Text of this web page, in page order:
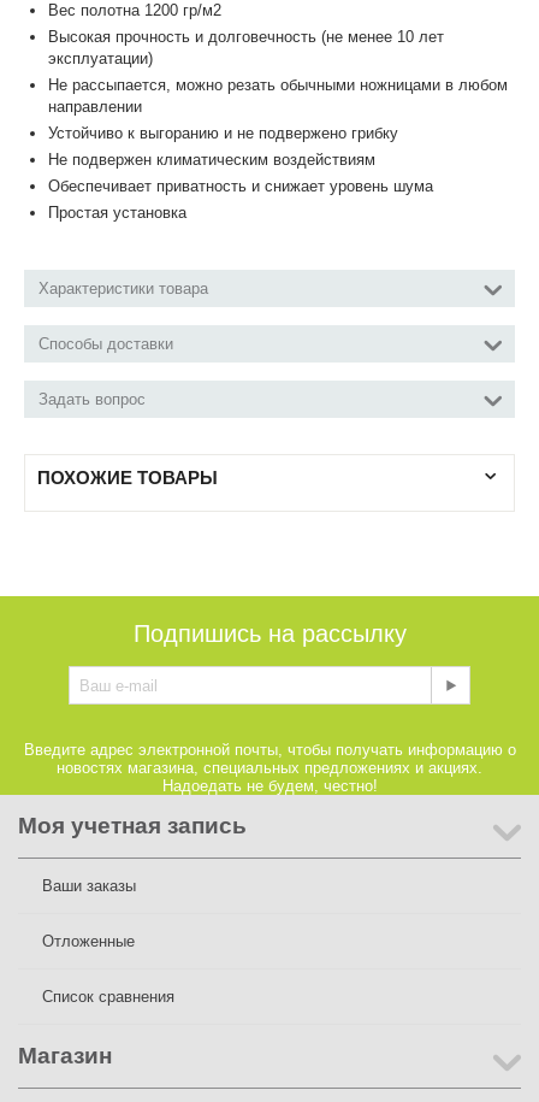
Вес полотна 1200 гр/м2
Высокая прочность и долговечность (не менее 10 лет
эксплуатации)
Не рассыпается, можно резать обычными ножницами в любом
направлении
Устойчиво к выгоранию и не подвержено грибку
Не подвержен климатическим воздействиям
Обеспечивает приватность и снижает уровень шума
Простая установка
Характеристики товара
Способы доставки
Задать вопрос
ПОХОЖИЕ ТОВАРЫ
Подпишись на рассылку
Введите адрес электронной почты, чтобы получать информацию о
новостях магазина, специальных предложениях и акциях.
Надоедать не будем, честно!
Моя учетная запись
Ваши заказы
Отложенные
Список сравнения
Магазин